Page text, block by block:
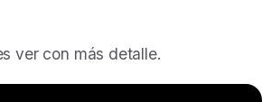
ver con más detalle.